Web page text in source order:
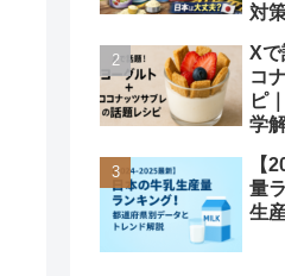
対
Xで
コ
ピ
学
【
量
生